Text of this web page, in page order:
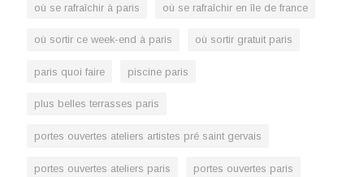
où se rafraîchir à paris où se rafraîchir en île de france
où sortir ce week-end à paris où sortir gratuit paris
paris quoi faire piscine paris
plus belles terrasses paris
portes ouvertes ateliers artistes pré saint gervais
portes ouvertes ateliers paris portes ouvertes paris